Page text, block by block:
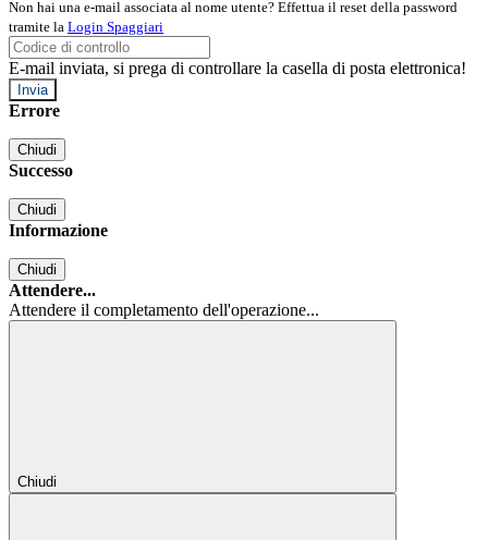
Non hai una e-mail associata al nome utente? Effettua il reset della password
tramite la Login Spaggiari
E-mail inviata, si prega di controllare la casella di posta elettronica!
Errore
Chiudi
Successo
Chiudi
Informazione
Chiudi
Attendere...
Attendere il completamento dell'operazione...
Chiudi